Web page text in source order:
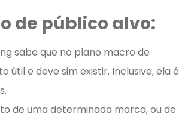
de público alvo:
sabe que no plano macro de
útil e deve sim existir. Inclusive, ela é
de uma determinada marca, ou de